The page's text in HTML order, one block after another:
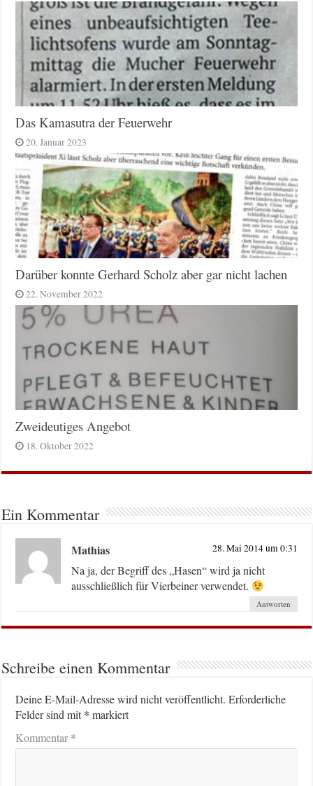
Das Kamasutra der Feuerwehr
20. Januar 2023
Darüber konnte Gerhard Scholz aber gar nicht lachen
22. November 2022
Zweideutiges Angebot
18. Oktober 2022
Ein Kommentar
Mathias 28. Mai 2014 um 0:31
Na ja, der Begriff des „Hasen“ wird ja nicht
ausschließlich für Vierbeiner verwendet.
Antworten
Schreibe einen Kommentar
Deine E-Mail-Adresse wird nicht veröffentlicht. Erforderliche
Felder sind mit* markiert
Kommentar*